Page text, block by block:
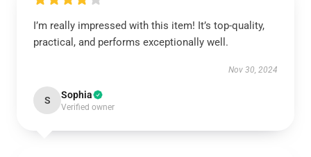
I’m really impressed with this item! It’s top-quality,
practical, and performs exceptionally well.
Nov 30, 2024
S Sophia
Verified owner